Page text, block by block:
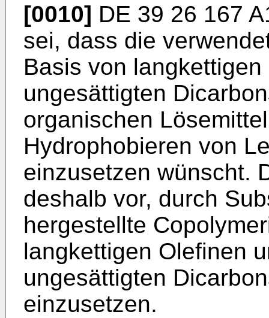
[0010] DE 39 26 167
sei, dass die
Basis von
ungesättigten
organischen
Hydrophobieren von
einzusetzen wünscht.
deshalb vor, durch
hergestellte
langkettigen Olefinen
ungesättigten
einzusetzen.